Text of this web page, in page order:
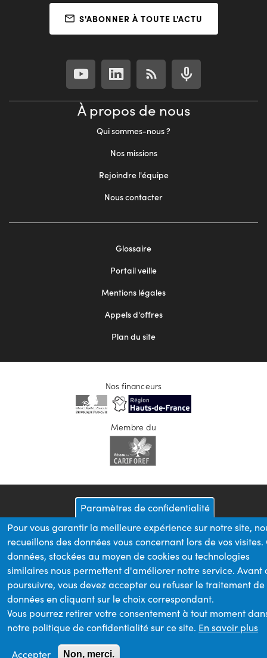
S'ABONNER À TOUTE L'ACTU
À propos de nous
Qui sommes-nous ?
Nos missions
Rejoindre l'équipe
Nous contacter
Glossaire
Portail veille
Mentions légales
Appels d'offres
Plan du site
Nos financeurs
Membre du
Paramètres de confidentialité
Pour vous garantir la meilleure expérience sur notre site,
recueillons des données vous concernant lors de vos visites.
données, stockées au moyen de cookies ou technologies
similaires nous permettent d'améliorer notre service. Avant
poursuivre, vous devez accepter ou refuser le traitement de
données en cliquant sur le choix correspondant.
Vous pourrez retirer votre consentement à tout moment
notre politique de confidentialité sur ce site. En savoir plus
Accepter Non, merci.